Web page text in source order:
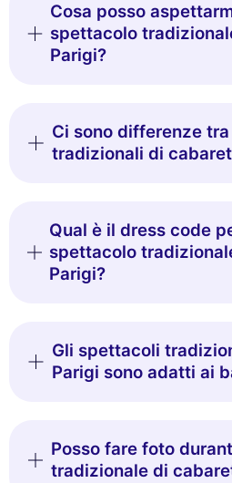
Cosa posso
spettacolo
Parigi?
Ci sono differenze
tradizionali di
Qual è il dress code
spettacolo
Parigi?
Gli spettacoli
Parigi sono adatti ai
Posso fare foto
tradizionale di